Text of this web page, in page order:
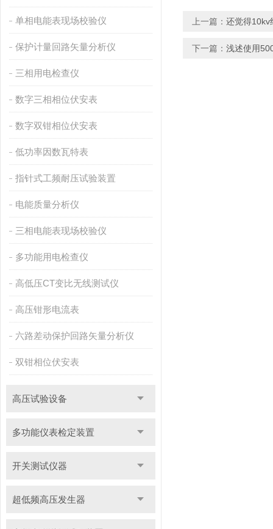
单相电能表现场校验仪
保护计量回路矢量分析仪
三相用电检查仪
数字三相相位伏安表
数字双钳相位伏安表
低功率因数瓦特表
指针式工频耐压试验装置
电能质量分析仪
三相电能表现场校验仪
多功能用电检查仪
高低压CT变比无线测试仪
高压钳形电流表
六路差动保护回路矢量分析仪
双钳相位伏安表
高压试验设备
多功能仪表检定装置
开关测试仪器
超低频高压发生器
上一篇： 还觉得10kv
下一篇： 浅述使用